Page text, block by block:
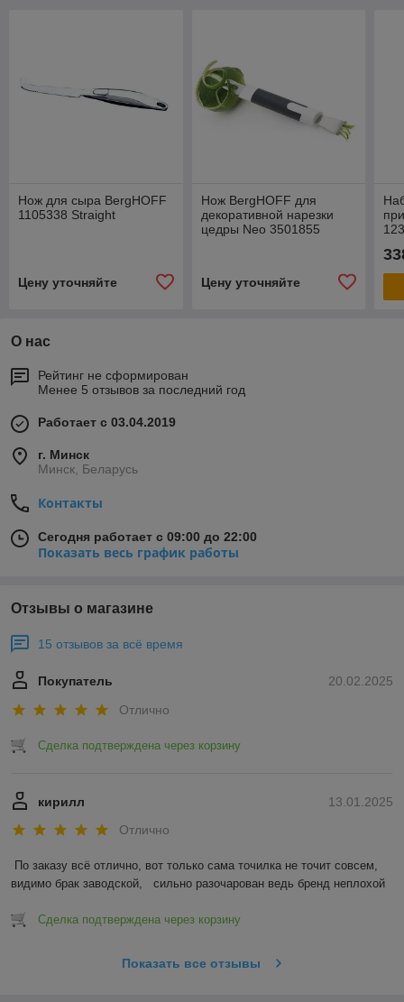
Нож для сыра BergHOFF
1105338 Straight
Цену уточняйте
Нож BergHOFF для
декоративной нарезки
цедры Neo 3501855
Цену уточняйте
О нас
Рейтинг не сформирован
Менее 5 отзывов за последний год
Работает с 03.04.2019
г. Минск
Минск, Беларусь
Контакты
Сегодня работает с 09:00 до 22:00
Показать весь график работы
Отзывы о магазине
15 отзывов за всё время
20.02.2025
Покупатель
Отлично
Сделка подтверждена через корзину
13.01.2025
кирилл
Отлично
По заказу всё отлично, вот только сама точилка не точит совсем,
видимо брак заводской,   сильно разочарован ведь бренд неплохой
Сделка подтверждена через корзину
Показать все отзывы